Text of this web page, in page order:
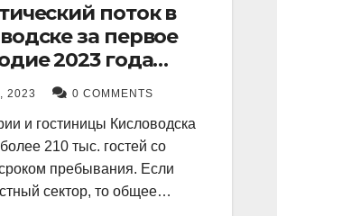
поток в
за первое
2023 года
рекордный рост в
2023 0 COMMENTS
и гостиницы Кисловодска
210 тыс. гостей со
пребывания. Если
сектор, то общее…